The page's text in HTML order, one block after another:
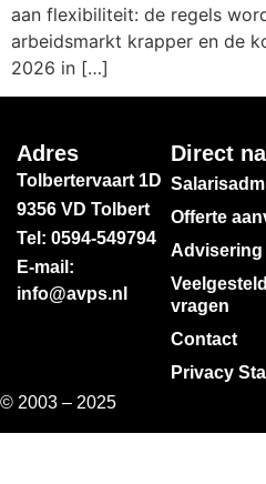
aan flexibiliteit: de regels
arbeidsmarkt krapper en de
2026 in […]
Adres
Tolbertervaart 1D
9356 VD Tolbert
Tel: 0594-549794
E-mail:
info@avps.nl
Direct
Offerte
Advisering
vragen
Contact
Privacy
© 2003 – 2025